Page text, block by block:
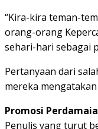
“Kira-kira teman-
orang-orang
sehari-hari sebagai
Pertanyaan dari
mereka
Promosi
Penulis yang turut